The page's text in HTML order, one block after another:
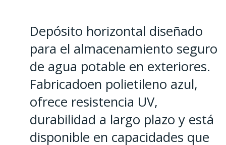
Depósito horizontal diseñado
para el almacenamiento seguro
de agua potable en exteriores.
Fabricadoen polietileno azul,
ofrece resistencia UV,
durabilidad a largo plazo y está
disponible en capacidades que